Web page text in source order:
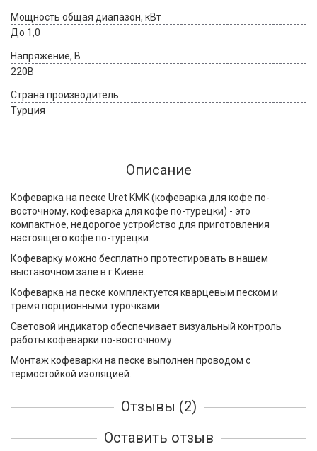
Мощность общая диапазон, кВт
До 1,0
Напряжение, В
220В
Страна производитель
Турция
Описание
Кофеварка на песке Uret KMK (кофеварка для кофе по-
восточному, кофеварка для кофе по-турецки) - это
компактное, недорогое устройство для приготовления
настоящего кофе по-турецки.
Кофеварку можно бесплатно протестировать в нашем
выставочном зале в г.Киеве.
Кофеварка на песке комплектуется кварцевым песком и
тремя порционными турочками.
Световой индикатор обеспечивает визуальный контроль
работы кофеварки по-восточному.
Монтаж кофеварки на песке выполнен проводом с
термостойкой изоляцией.
Отзывы (2)
Оставить отзыв